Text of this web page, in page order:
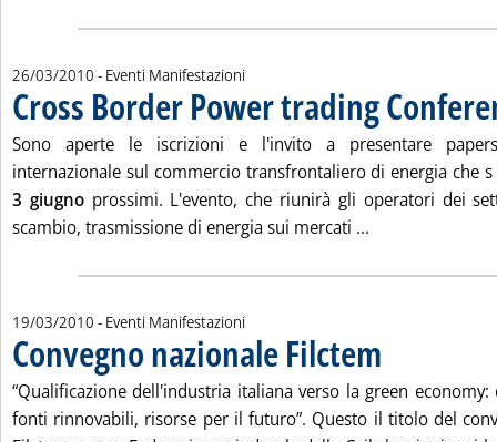
26/03/2010 - Eventi Manifestazioni
Cross Border Power trading
Sono aperte le iscrizioni e l'invito a presentare
internazionale sul commercio transfrontaliero di energia che
3 giugnoprossimi. L'evento, che riunirà gli operatori dei
scambio, trasmissione di energia sui mercati ...
19/03/2010 - Eventi Manifestazioni
Convegno nazionale Filctem
“Qualificazione dell'industria italiana verso la green economy:
fonti rinnovabili, risorse per il futuro”. Questo il titolo del